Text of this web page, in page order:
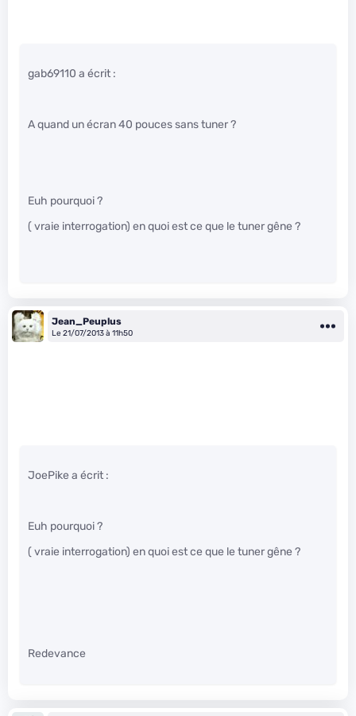
gab69110 a écrit :
A quand un écran 40 pouces sans tuner ?
Euh pourquoi ?
( vraie interrogation) en quoi est ce que le tuner gêne ?
Jean_Peuplus
Le 21/07/2013 à 11h50
JoePike a écrit :
Euh pourquoi ?
( vraie interrogation) en quoi est ce que le tuner gêne ?
Redevance